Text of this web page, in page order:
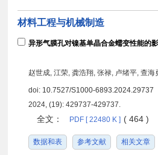
材料工程与机械制造
异形气膜孔对镍基单晶合金蠕变性能的
赵世成, 江荣, 龚浩翔, 张禄, 卢绪平, 查海
doi: 10.7527/S1000-6893.2024.29737
2024, (19): 429737-429737.
全文： PDF [ 22480 K ] ( 464 )
数据和表 参考文献 相关文章